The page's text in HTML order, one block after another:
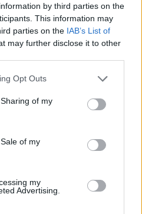
by third parties on the
This information may
parties on the IAB’s List of
may further disclose it to other
Opt Outs
of my
of my
my
Advertising.
előfizetéses
tartalmazza:
2 év napon belüli